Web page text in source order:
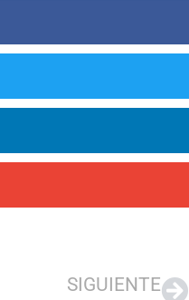
SIGUIENTE